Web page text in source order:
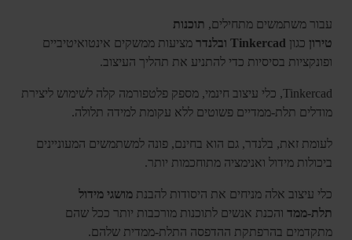
עבור משתמשים מתחילים, תוכנות
טירון כגון Tinkercad ובלנדר מציעות ממשקים אינטואיטיביים
ופונקציות בסיסיות כדי להתניע את תהליך העיצוב.
Tinkercad, כלי עיצוב חינמי, מספק פלטפורמה קלה לשימוש ליצירת
מודלים תלת-ממדיים פשוטים ללא עקומת למידה תלולה.
לעומת זאת, בלנדר, גם הוא בחינם, פונה למשתמשים המעוניינים
ביכולות מידול ואנימציה מתוחכמות יותר.
כלי עיצוב אלה מניחים את היסודות להבנתמושגי מידול
תלת-ממד והכנת אנשים לתוכנות מורכבות יותר ככל שהם
מתקדמים בהרפתקת ההדפסה התלת-ממדית שלהם.